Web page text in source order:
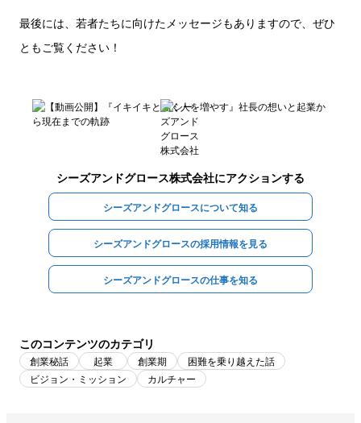
最後には、若者たちに向けたメッセージもありますので、ぜひ
ともご覧ください！
シーズアンドグロース株式会社にアクションする
シーズアンドグロースについて知る
シーズアンドグロースの採用情報を見る
シーズアンドグロースの仕事を知る
このコンテンツのカテゴリ
創業秘話 起業 創業期
困難を乗り越えた話
ビジョン・ミッション
カルチャー